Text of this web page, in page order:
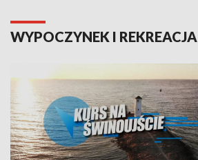
WYPOCZYNEK I REKREACJA